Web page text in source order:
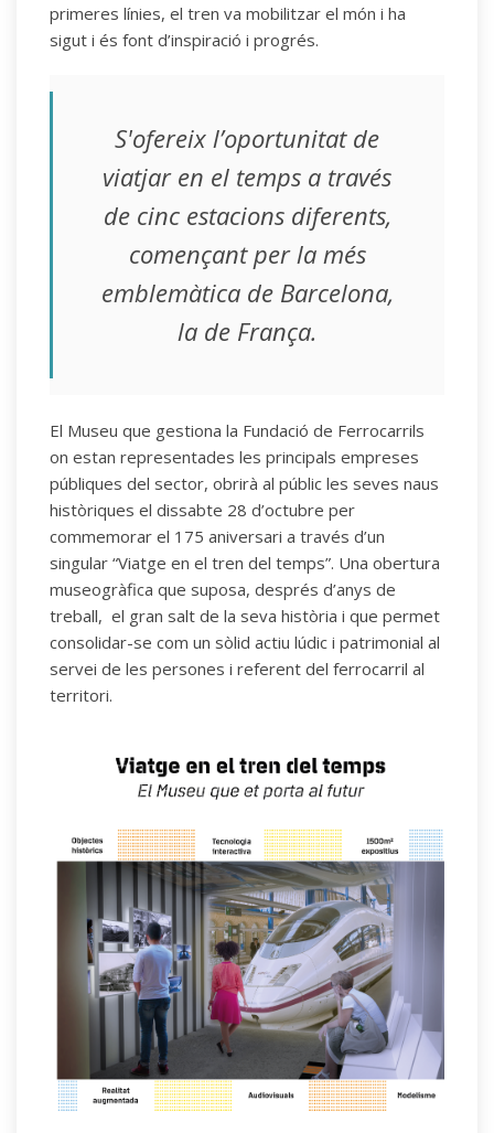
primeres línies, el tren va mobilitzar el món i ha
sigut i és font d’inspiració i progrés.
S'ofereix l’oportunitat de
viatjar en el temps a través
de cinc estacions diferents,
començant per la més
emblemàtica de Barcelona,
la de França.
El Museu que gestiona la Fundació de Ferrocarrils
on estan representades les principals empreses
públiques del sector, obrirà al públic les seves naus
històriques el dissabte 28 d’octubre per
commemorar el 175 aniversari a través d’un
singular “Viatge en el tren del temps”. Una obertura
museogràfica que suposa, després d’anys de
treball, el gran salt de la seva història i que permet
consolidar-se com un sòlid actiu lúdic i patrimonial al
servei de les persones i referent del ferrocarril al
territori.